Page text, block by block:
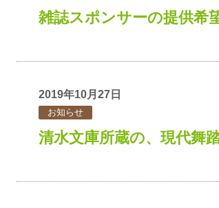
雑誌スポンサーの提供希
2019年10月27日
お知らせ
清水文庫所蔵の、現代舞